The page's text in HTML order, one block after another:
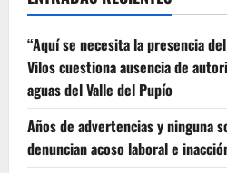
Talcuna
“Aquí se necesita la presencia
Vilos cuestiona ausencia de
aguas del Valle del Pupío
Años de advertencias y ninguna
denuncian acoso laboral e